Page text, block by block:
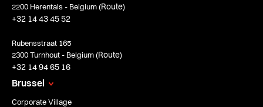
2200 Herentals - Belgium (Route)
+32 14 43 45 52
Rubensstraat 165
2300 Turnhout - Belgium (Route)
+32 14 94 65 16
Brussel
Corporate Village